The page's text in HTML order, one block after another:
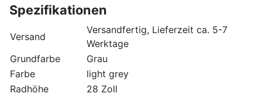
Spezifikationen
Versand
Versandfertig, Lieferzeit ca. 5-7
Werktage
Grundfarbe
Grau
Farbe
light grey
Radhöhe
28 Zoll